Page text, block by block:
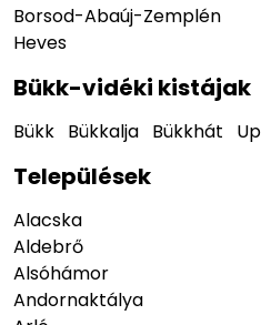
Borsod-Abaúj-Zemplén
Heves
Bükk-vidéki kistájak
Bükk Bükkalja Bükkhát
Települések
Alacska
Aldebrő
Alsóhámor
Andornaktálya